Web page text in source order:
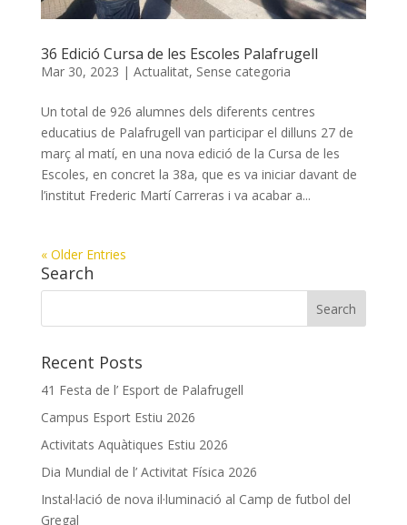
36 Edició Cursa de les Escoles Palafrugell
Mar 30, 2023 | Actualitat, Sense categoria
Un total de 926 alumnes dels diferents centres
educatius de Palafrugell van participar el dilluns 27 de
març al matí, en una nova edició de la Cursa de les
Escoles, en concret la 38a, que es va iniciar davant de
l’institut Frederic Martí Carreras i va acabar a...
« Older Entries
Search
Recent Posts
41 Festa de l’ Esport de Palafrugell
Campus Esport Estiu 2026
Activitats Aquàtiques Estiu 2026
Dia Mundial de l’ Activitat Física 2026
Instal·lació de nova il·luminació al Camp de futbol del
Gregal